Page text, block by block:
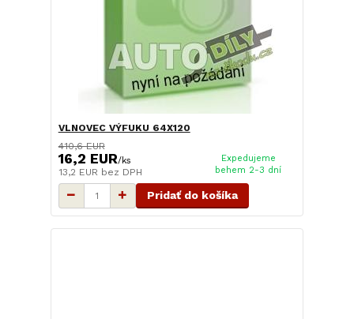
VLNOVEC VÝFUKU 64X120
410,6 EUR
16,2 EUR/ks
13,2 EUR bez DPH
Expedujeme
behem 2-3 dní
Pridať do košíka